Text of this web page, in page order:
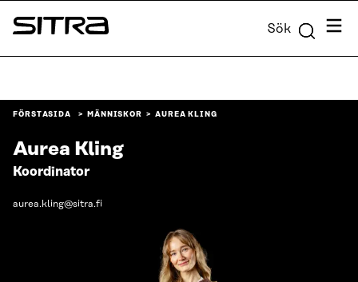
Skip to
content
Sitra Sök Meny
FÖRSTASIDA MÄNNISKOR AUREA KLING
Aurea Kling
Koordinator
aurea.kling@sitra.fi